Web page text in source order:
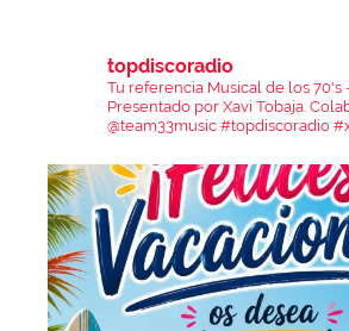
topdiscoradio
Tu referencia Musical de los 70's
Presentado por Xavi Tobaja.
@team33music #topdiscoradio